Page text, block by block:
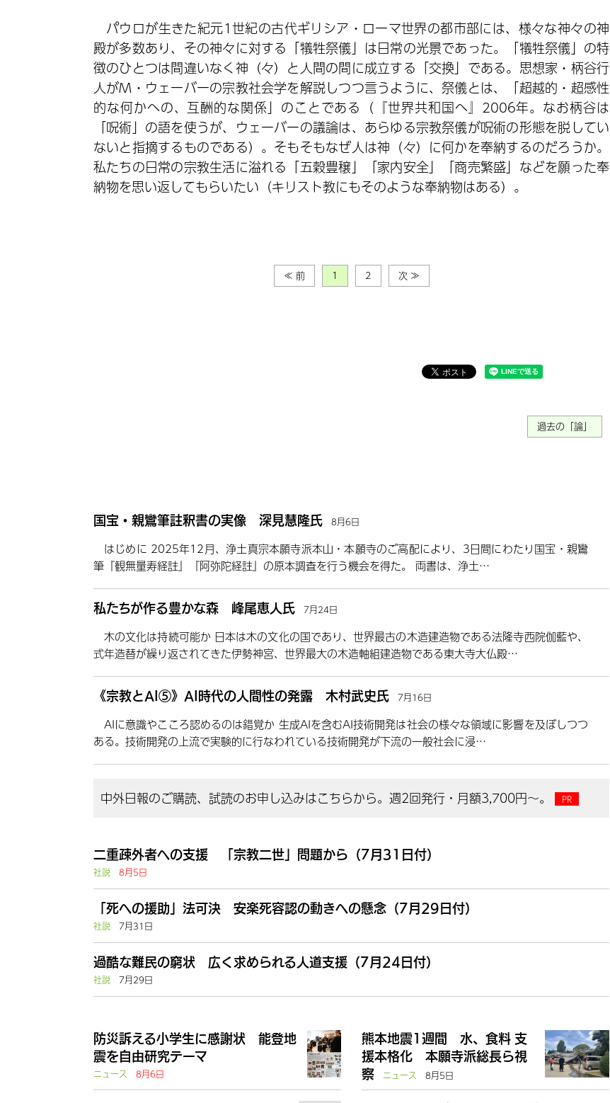
パウロが生きた紀元1世紀の古代ギリシア・ローマ世界の都市部には、様々な神々の神
殿が多数あり、その神々に対する「犠牲祭儀」は日常の光景であった。「犠牲祭儀」の特
徴のひとつは間違いなく神（々）と人間の間に成立する「交換」である。思想家・柄谷行
人がM・ウェーバーの宗教社会学を解説しつつ言うように、祭儀とは、「超越的・超感性
的な何かへの、互酬的な関係」のことである（『世界共和国へ』2006年。なお柄谷は
「呪術」の語を使うが、ウェーバーの議論は、あらゆる宗教祭儀が呪術の形態を脱してい
ないと指摘するものである）。そもそもなぜ人は神（々）に何かを奉納するのだろうか。
私たちの日常の宗教生活に溢れる「五穀豊穣」「家内安全」「商売繁盛」などを願った奉
納物を思い返してもらいたい（キリスト教にもそのような奉納物はある）。
≪ 前 1 2 次 ≫
過去の「論」
国宝・親鸞筆註釈書の実像 深見慧隆氏 8月6日
はじめに 2025年12月、浄土真宗本願寺派本山・本願寺のご高配により、3日間にわたり国宝・親鸞
筆『観無量寿経註』『阿弥陀経註』の原本調査を行う機会を得た。 両書は、浄土…
私たちが作る豊かな森 峰尾恵人氏 7月24日
木の文化は持続可能か 日本は木の文化の国であり、世界最古の木造建造物である法隆寺西院伽藍や、
式年造替が繰り返されてきた伊勢神宮、世界最大の木造軸組建造物である東大寺大仏殿…
《宗教とAI⑤》AI時代の人間性の発露 木村武史氏 7月16日
AIに意識やこころ認めるのは錯覚か 生成AIを含むAI技術開発は社会の様々な領域に影響を及ぼしつつ
ある。技術開発の上流で実験的に行なわれている技術開発が下流の一般社会に浸…
中外日報のご購読、試読のお申し込みはこちらから。週2回発行・月額3,700円～。
二重疎外者への支援 「宗教二世」問題から（7月31日付）
社説
8月5日
「死への援助」法可決 安楽死容認の動きへの懸念（7月29日付）
社説
7月31日
過酷な難民の窮状 広く求められる人道支援（7月24日付）
社説
7月29日
防災訴える小学生に感謝状 能登地
震を自由研究テーマ
ニュース
8月6日
熊本地震1週間 水、食料 支
援本格化 本願寺派総長ら視
察
ニュース 8月5日